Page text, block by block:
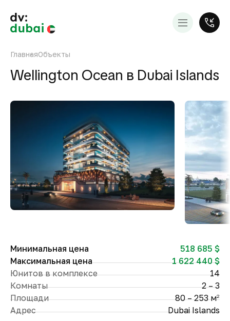
ГлавнаяОбъекты
Wellington Ocean в Dubai Islands
Минимальная цена
518 685 $
Максимальная цена
1 622 440 $
Юнитов в комплексе
14
Комнаты
2 – 3
Площади
80 – 253 м2
Адрес Dubai Islands